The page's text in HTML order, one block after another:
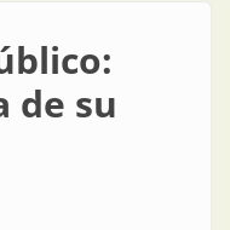
de su